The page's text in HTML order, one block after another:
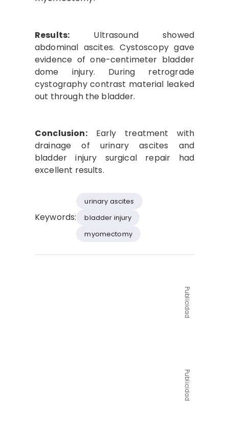
Results: Ultrasound showed
abdominal ascites. Cystoscopy gave
evidence of one-centimeter bladder
dome injury. During retrograde
cystography contrast material leaked
out through the bladder.
Conclusion:Early treatment with
drainage of urinary ascites and
bladder injury surgical repair had
excellent results.
Keywords:
urinary ascites
bladder injury
myomectomy
Publicidad
Publicidad